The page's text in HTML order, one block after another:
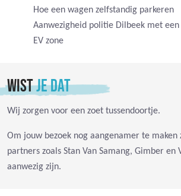
Hoe een wagen zelfstandig parkeren
Aanwezigheid politie Dilbeek met
EV zone
WISTJE DAT
Wij zorgen voor een zoet tussendoortje.
Om jouw bezoek nog aangenamer te maken
partners zoals Stan Van Samang, Gimber en
aanwezig zijn.